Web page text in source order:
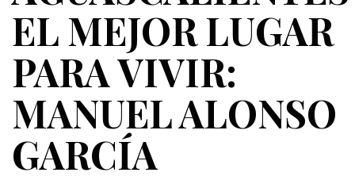
EL MEJOR LUGAR
PARA VIVIR:
MANUEL ALONSO
GARCÍA